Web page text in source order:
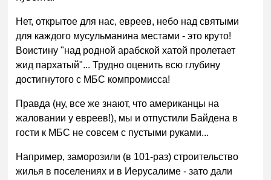
Нет, открытое для нас, евреев, небо над святыми
для каждого мусульманина местами - это круто!
Воистину "над родной арабской хатой пролетает
жид пархатый"... Трудно оценить всю глубину
достигнутого с МБС компромисса!
Правда (ну, все же знают, что американцы на
жаловании у евреев!), мы и отпустили Байдена в
гости к МБС не совсем с пустыми руками...
Например, заморозили (в 101-раз) строительство
жилья в поселениях и в Иерусалиме - зато дали